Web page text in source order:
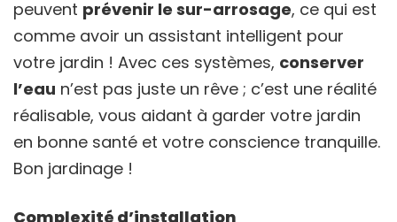
peuvent prévenir le sur-arrosage, ce qui est
comme avoir un assistant intelligent pour
votre jardin ! Avec ces systèmes, conserver
l’eau n’est pas juste un rêve ; c’est une réalité
réalisable, vous aidant à garder votre jardin
en bonne santé et votre conscience tranquille.
Bon jardinage !
Complexité d’installation